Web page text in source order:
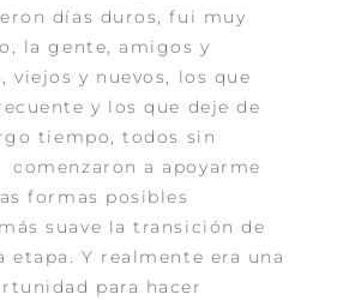
días duros, fui muy
la gente, amigos y
viejos y nuevos, los que
y los que deje de
tiempo, todos sin
comenzaron a apoyarme
formas posibles
suave la transición de
etapa. Y realmente era una
para hacer